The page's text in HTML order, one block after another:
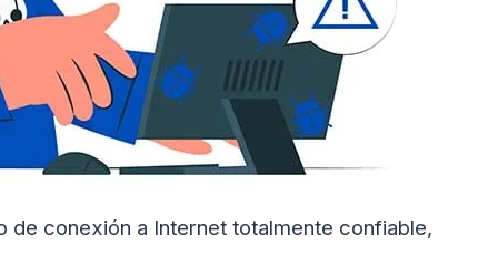
de conexión a Internet totalmente confiable,